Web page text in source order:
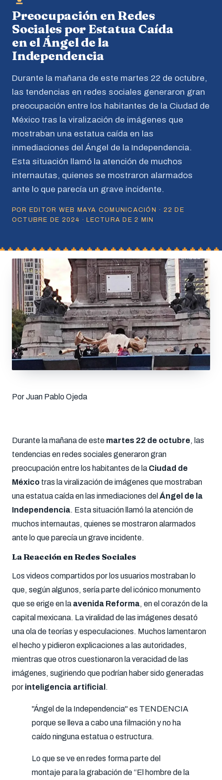
Preocupación en Redes
Sociales por Estatua Caída
en el Ángel de la
Independencia
Durante la mañana de este martes 22 de octubre,
las tendencias en redes sociales generaron gran
preocupación entre los habitantes de la Ciudad de
México tras la viralización de imágenes que
mostraban una estatua caída en las
inmediaciones del Ángel de la Independencia.
Esta situación llamó la atención de muchos
internautas, quienes se mostraron alarmados
ante lo que parecía un grave incidente.
POR EDITOR WEB MAYA COMUNICACIÓN · 22 DE
OCTUBRE DE 2024 · LECTURA DE 2 MIN
Por Juan Pablo Ojeda
Durante la mañana de este martes 22 de octubre, las
tendencias en redes sociales generaron gran
preocupación entre los habitantes de la Ciudad de
México tras la viralización de imágenes que mostraban
una estatua caída en las inmediaciones del Ángel de la
Independencia. Esta situación llamó la atención de
muchos internautas, quienes se mostraron alarmados
ante lo que parecía un grave incidente.
La Reacción en Redes Sociales
Los videos compartidos por los usuarios mostraban lo
que, según algunos, sería parte del icónico monumento
que se erige en la avenida Reforma, en el corazón de la
capital mexicana. La viralidad de las imágenes desató
una ola de teorías y especulaciones. Muchos lamentaron
el hecho y pidieron explicaciones a las autoridades,
mientras que otros cuestionaron la veracidad de las
imágenes, sugiriendo que podrían haber sido generadas
por inteligencia artificial .
"Ángel de la Independencia" es TENDENCIA
porque se lleva a cabo una filmación y no ha
caído ninguna estatua o estructura.
Lo que se ve en redes forma parte del
montaje para la grabación de “El hombre de la